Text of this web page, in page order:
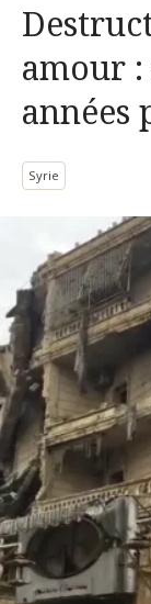
amour
années
Syrie